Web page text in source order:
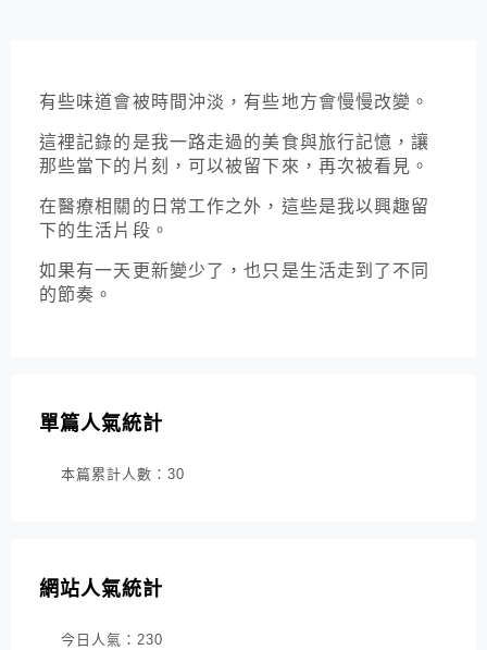
有些味道會被時間沖淡，有些地方會慢慢改變。
這裡記錄的是我一路走過的美食與旅行記憶，讓
那些當下的片刻，可以被留下來，再次被看見。
在醫療相關的日常工作之外，這些是我以興趣留
下的生活片段。
如果有一天更新變少了，也只是生活走到了不同
的節奏。
單篇人氣統計
本篇累計人數： 30
網站人氣統計
今日人氣： 230